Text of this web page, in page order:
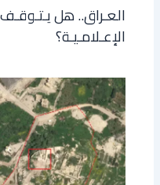
العـراق.. هل يـتـوقـف
الإعـلامـيـة؟